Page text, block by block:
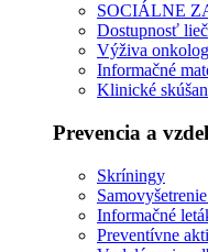
SOCIÁLNE
Dostupnosť
Výživa
Informačné
Klinické
Prevencia a
Skríningy
Informačné
Preventívne